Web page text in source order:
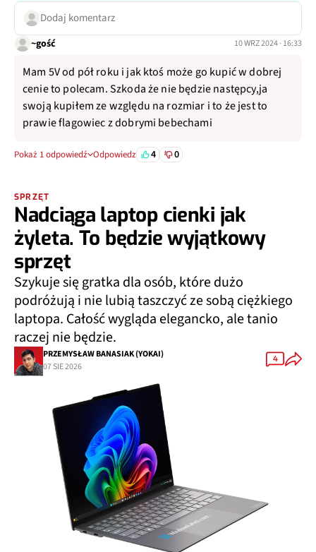
Dodaj komentarz
~gość 10 WRZ 2024 · 16:33
Mam 5V od pół roku i jak ktoś może go kupić w dobrej
cenie to polecam. Szkoda że nie będzie następcy,ja
swoją kupiłem ze względu na rozmiar i to że jest to
prawie flagowiec z dobrymi bebechami
Pokaż 1 odpowiedź Odpowiedz 4 0
SPRZĘT
Nadciąga laptop cienki jak
żyleta. To będzie wyjątkowy
sprzęt
Szykuje się gratka dla osób, które dużo
podróżują i nie lubią taszczyć ze sobą ciężkiego
laptopa. Całość wygląda elegancko, ale tanio
raczej nie będzie.
PRZEMYSŁAW BANASIAK (YOKAI)
07 SIE 2026
4